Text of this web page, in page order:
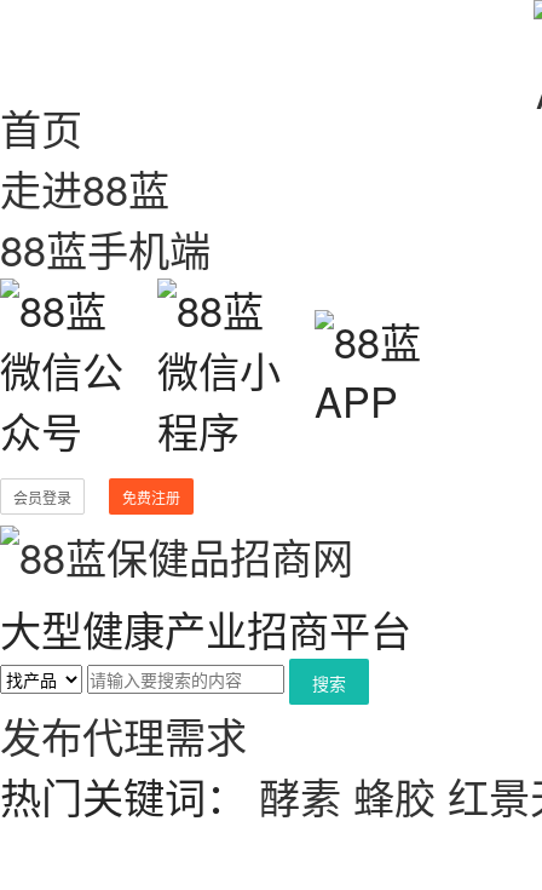
首页
走进88蓝
88蓝手机端
会员登录 免费注册
大型健康产业招商平台
搜索
发布代理需求
热门关键词： 酵素 蜂胶 红景